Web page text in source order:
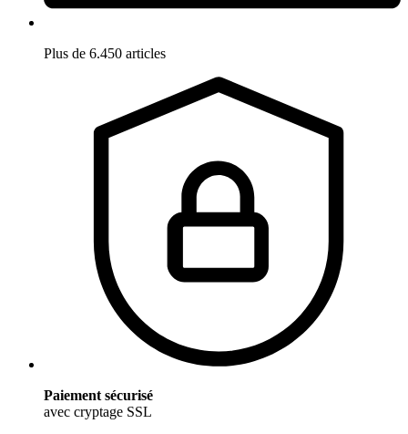
Plus de 6.450 articles
Paiement sécurisé
avec cryptage SSL